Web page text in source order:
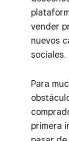
vender
nuevos
sociales.
Para
primera